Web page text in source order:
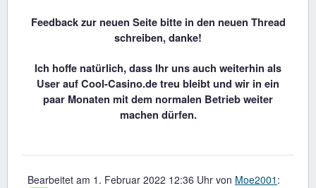
Feedback zur neuen Seite bitte in den neuen Thread
schreiben, danke!
Ich hoffe natürlich, dass Ihr uns auch weiterhin als
User auf Cool-Casino.de treu bleibt und wir in ein
paar Monaten mit dem normalen Betrieb weiter
machen dürfen.
Bearbeitet am 1. Februar 2022 12:36 Uhr von Moe2001 :